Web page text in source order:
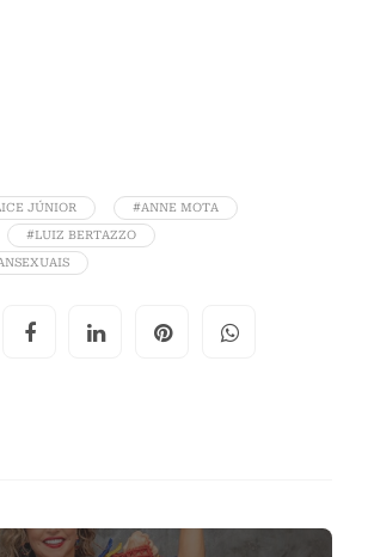
JÚNIOR #ANNE MOTA
#LUIZ BERTAZZO